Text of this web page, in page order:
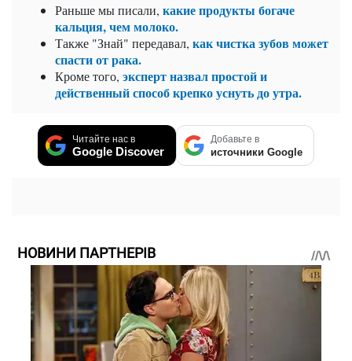
Раньше мы писали, какие продукты богаче
кальция, чем молоко.
Также "Знай" передавал, как чистка зубов может
спасти от рака.
Кроме того, эксперт назвал простой и
действенный способ крепко уснуть до утра.
Читайте нас в
Google Discover
Добавьте в
источники Google
НОВИНИ ПАРТНЕРІВ